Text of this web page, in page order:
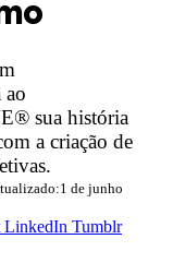
ao
sua história
a criação de
1 de junho
LinkedIn Tumblr